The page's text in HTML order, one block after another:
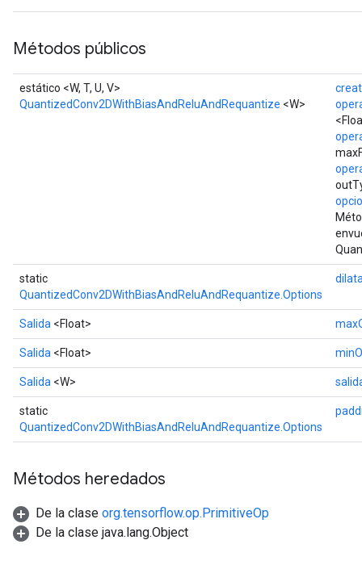
Métodos públicos
estático <W, T, U, V>
QuantizedConv2DWithBiasAndReluAndRequantize <W>
static
QuantizedConv2DWithBiasAndReluAndRequantize.Options
Salida <Float>
Salida <Float>
Salida <W>
static
QuantizedConv2DWithBiasAndReluAndRequantize.Options
Métodos heredados
De la clase org.tensorflow.op.PrimitiveOp
De la clase java.lang.Object